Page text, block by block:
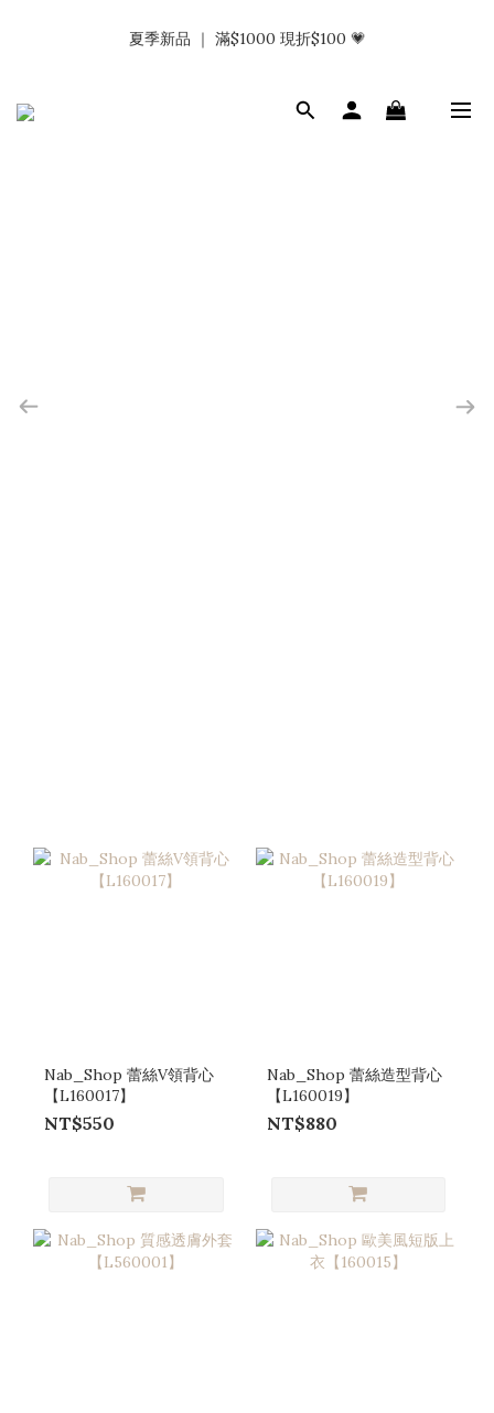
金.ᐟ.ᐟ
夏季新品 ｜ 滿$1000 現折$100 💗
𝗡𝗮𝗯_𝗚𝗶𝗿𝗹𝘀大量募集中｜於社群分享標記回傳 找小編領取購物
Nab_Shop 蕾絲V領背心
【L160017】
NT$550
Nab_Shop 蕾絲造型背心
【L160019】
NT$880